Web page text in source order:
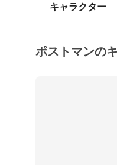
キャラクター
ポストマンの